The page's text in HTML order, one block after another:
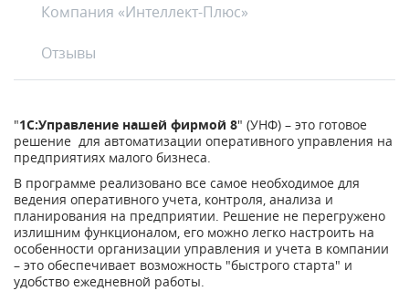
Компания «Интеллект-Плюс»
Отзывы
"1С:Управление нашей фирмой 8" (УНФ) – это готовое
решение для автоматизации оперативного управления на
предприятиях малого бизнеса.
В программе реализовано все самое необходимое для
ведения оперативного учета, контроля, анализа и
планирования на предприятии. Решение не перегружено
излишним функционалом, его можно легко настроить на
особенности организации управления и учета в компании
– это обеспечивает возможность "быстрого старта" и
удобство ежедневной работы.